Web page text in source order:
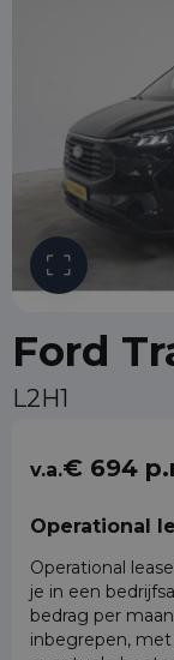
Ford
L2H1
v.a.€ 694
Operational
Operational
je in een
bedrag per
inbegrepen,